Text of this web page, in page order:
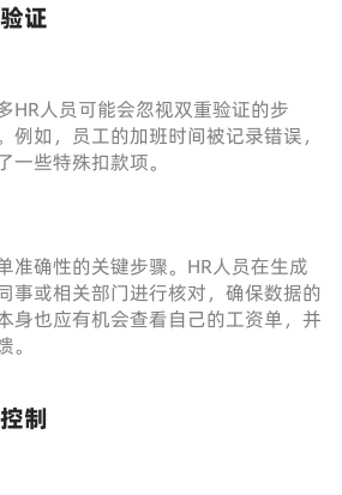
证
HR人员可能会忽视双重验证的步
例如，员工的加班时间被记录错误，
一些特殊扣款项。
准确性的关键步骤。HR人员在生成
事或相关部门进行核对，确保数据的
身也应有机会查看自己的工资单，并
制